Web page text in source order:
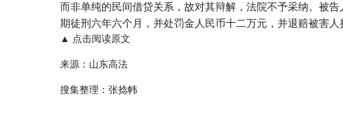
而非单纯的民间借贷关系，故对其辩解，法院不予采纳。被
期徒刑六年六个月，并处罚金人民币十二万元，并退赔被害人
▲ 点击阅读原文
来源：山东高法
搜集整理：张捻帏